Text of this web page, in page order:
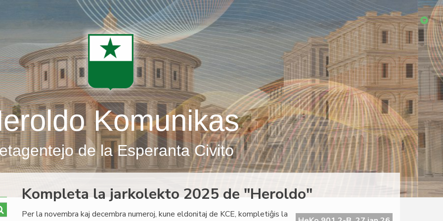
Komunikas
de la Esperanta Civito
Kompleta la jarkolekto 2025 de "Heroldo"
Per la novembra kaj decembra numeroj, kune eldonitaj de KCE, kompletiĝis la